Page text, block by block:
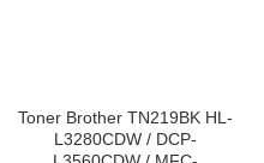
Toner Brother TN219BK HL-
L3280CDW / DCP-